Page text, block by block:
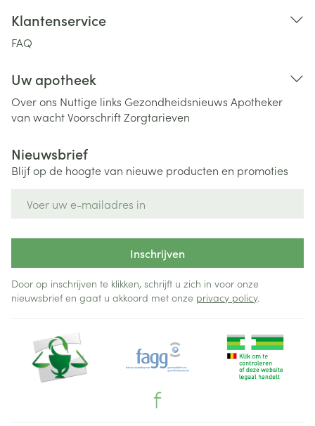
Klantenservice
FAQ
Uw apotheek
Over ons Nuttige links Gezondheidsnieuws Apotheker
van wachtVoorschriftZorgtarieven
Nieuwsbrief
Blijf op de hoogte van nieuwe producten en promoties
Inschrijven
Door op inschrijven te klikken, schrijft u zich in voor onze
nieuwsbrief en gaat u akkoord met onze privacy policy.